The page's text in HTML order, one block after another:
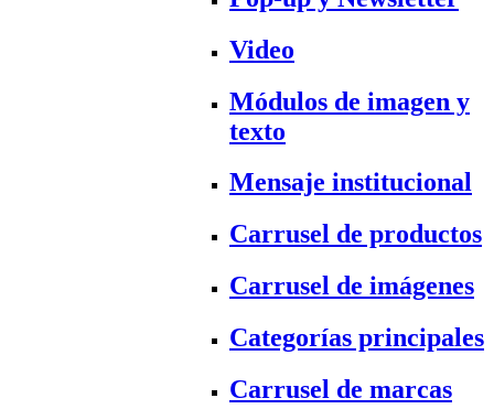
Video
Módulos de imagen y
texto
Mensaje institucional
Carrusel de productos
Carrusel de imágenes
Categorías principales
Carrusel de marcas